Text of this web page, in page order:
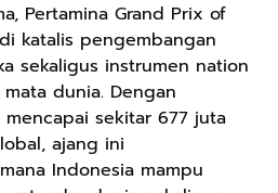
Pertamina Grand Prix of
katalis pengembangan
sekaligus instrumen nation
dunia. Dengan
sekitar 677 juta
ajang ini
Indonesia mampu